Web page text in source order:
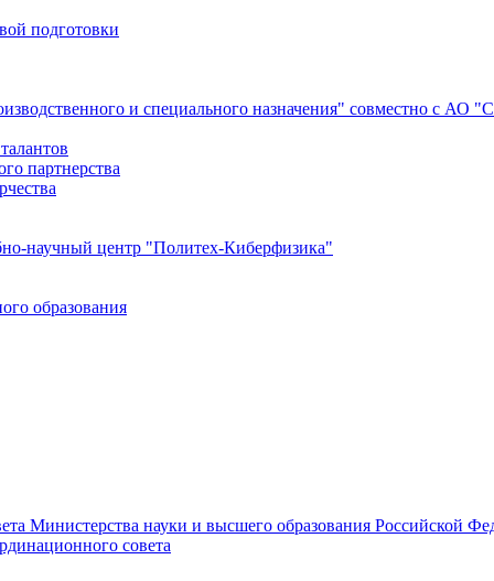
подготовки
и специального назначения" совместно с
партнерства
научный центр "Политех-Киберфизика"
образования
Министерства науки и высшего образования Российской
совета